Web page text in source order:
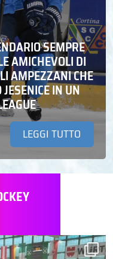
SEMPRE
AMICHEVOLI DI
AMPEZZANI CHE
IN UN
LEGGI TUTTO